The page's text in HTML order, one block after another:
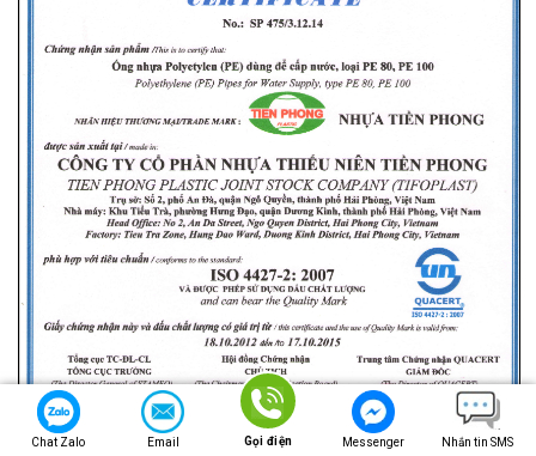
Chat Zalo Email Gọi điện Messenger Nhắn tin SMS